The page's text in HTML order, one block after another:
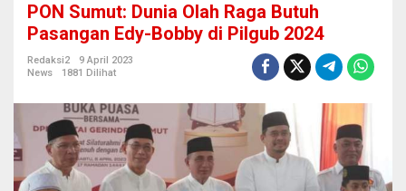
Dunia
Olah
Raga
Bobby
di
Pilgub
2024
PON Sumut: Dunia Olah Raga Butuh
Pasangan Edy-Bobby di Pilgub 2024
Redaksi2
9 April 2023
News
1881 Dilihat